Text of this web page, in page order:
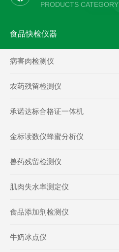
PRODUCTS CATEGORY
食品快检仪器
病害肉检测仪
农药残留检测仪
承诺达标合格证一体机
金标读数仪蜂蜜分析仪
兽药残留检测仪
肌肉失水率测定仪
食品添加剂检测仪
牛奶冰点仪